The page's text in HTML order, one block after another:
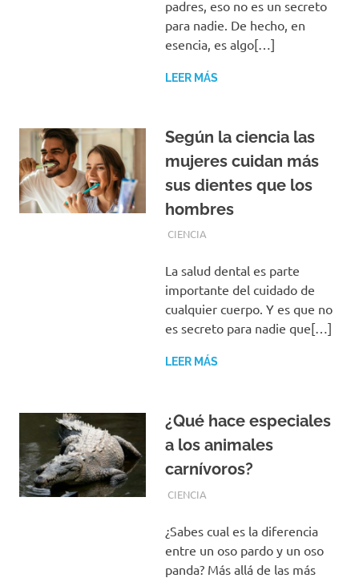
padres, eso no es un secreto
para nadie. De hecho, en
esencia, es algo[…]
LEER MÁS
Según la ciencia las
mujeres cuidan más
sus dientes que los
hombres
AGOSTO 10, 2019
REDACCIONES
CIENCIA
La salud dental es parte
importante del cuidado de
cualquier cuerpo. Y es que no
es secreto para nadie que[…]
LEER MÁS
¿Qué hace especiales
a los animales
carnívoros?
AGOSTO 9, 2019
REDACCIONES
CIENCIA
¿Sabes cual es la diferencia
entre un oso pardo y un oso
panda? Más allá de las más